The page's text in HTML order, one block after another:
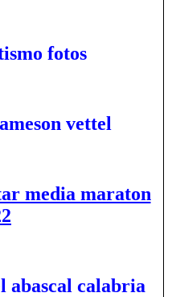
fotos
vettel
media maraton
abascal calabria